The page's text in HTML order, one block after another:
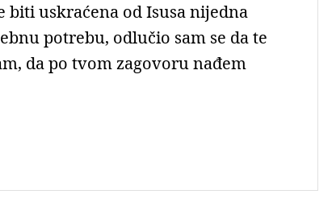
biti uskraćena od Isusa nijedna
potrebu, odlučio sam se da te
da po tvom zagovoru nađem